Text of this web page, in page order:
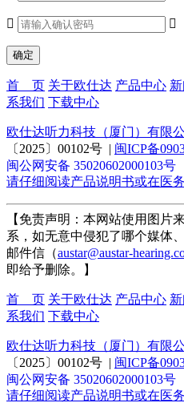
 
首 页 关于欧仕达 产品中心
系我们 下载中心
欧仕达听力科技（厦门）有限
〔2025〕00102号 | 闽ICP备
闽公网安备 35020602000103号
请仔细阅读产品说明书或在医
【免责声明：本网站使用图片
系，如无意中侵犯了哪个媒体
邮件信（austar@austar-
即给予删除。】
首 页 关于欧仕达 产品中心
系我们 下载中心
欧仕达听力科技（厦门）有限
〔2025〕00102号 | 闽ICP备
闽公网安备 35020602000103号
请仔细阅读产品说明书或在医